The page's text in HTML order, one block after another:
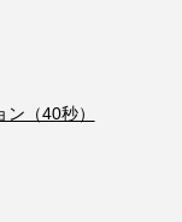
（40秒）